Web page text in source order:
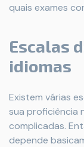
quais exames
Escalas
idiomas
Existem várias
sua proficiência
complicadas.
depende